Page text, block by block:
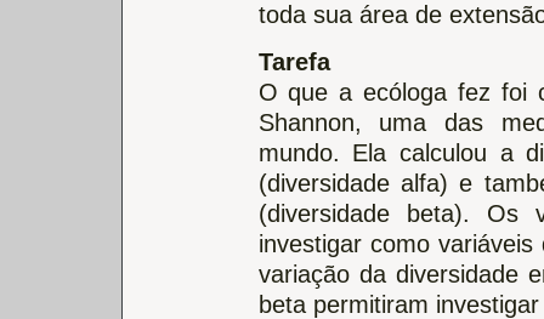
toda sua área de
Tarefa
O que a ecóloga fez foi
Shannon, uma das
mundo. Ela calculou a
(diversidade alfa) e
(diversidade beta). Os
investigar como
variação da diversidade
beta permitiram